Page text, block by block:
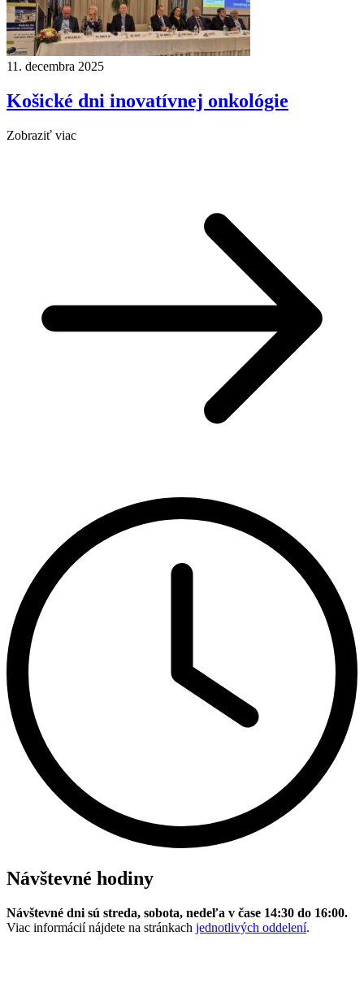
11. decembra 2025
Košické dni inovatívnej onkológie
Zobraziť viac
Návštevné hodiny
Návštevné dni sú streda, sobota, nedeľa v čase 14:30 do 16:00.
Viac informácií nájdete na stránkach jednotlivých oddelení.